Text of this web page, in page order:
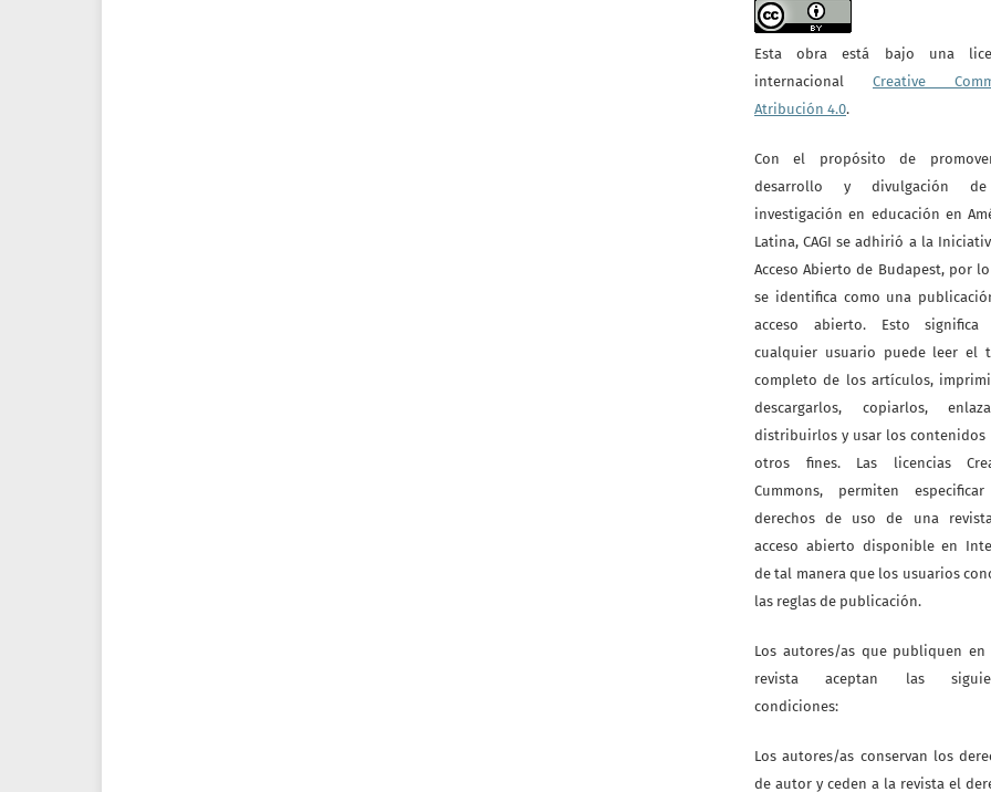
Esta obra está bajo una
internacional Creative
Atribución 4.0.
Con el propósito de
desarrollo y divulgación
investigación en educación en
Latina, CAGI se adhirió a la
Acceso Abierto de Budapest, por
se identifica como una
acceso abierto. Esto significa
cualquier usuario puede leer el
completo de los artículos,
descargarlos, copiarlos,
distribuirlos y usar los contenidos
otros fines. Las licencias
Cummons, permiten
derechos de uso de una
acceso abierto disponible en
de tal manera que los usuarios
las reglas de publicación.
Los autores/as que publiquen en
revista aceptan las
condiciones:
Los autores/as conservan los
de autor y ceden a la revista el